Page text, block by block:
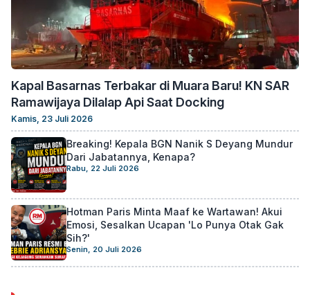
Kapal Basarnas Terbakar di Muara Baru! KN SAR
Ramawijaya Dilalap Api Saat Docking
Kamis, 23 Juli 2026
Breaking! Kepala BGN Nanik S Deyang Mundur
Dari Jabatannya, Kenapa?
Rabu, 22 Juli 2026
Hotman Paris Minta Maaf ke Wartawan! Akui
Emosi, Sesalkan Ucapan 'Lo Punya Otak Gak
Sih?'
Senin, 20 Juli 2026